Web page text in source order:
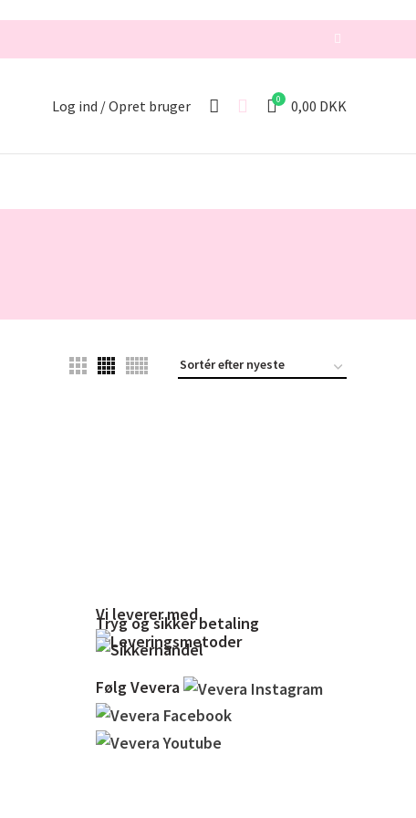
Log ind / Opret bruger 0 0,00 DKK
Vi leverer med
Tryg og sikker betaling
Følg Vevera